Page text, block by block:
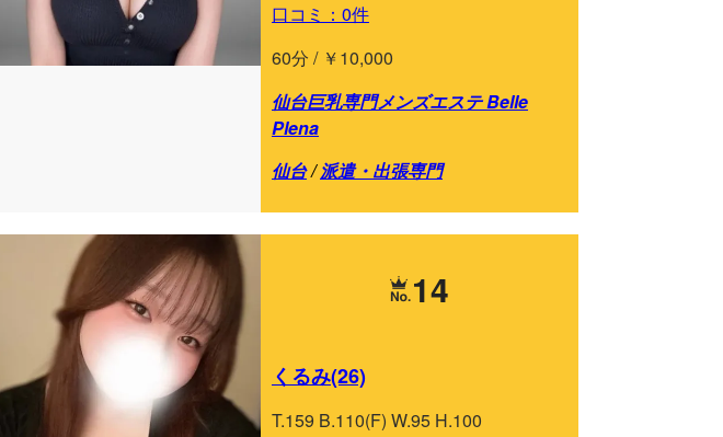
口コミ：0件
60分 / ￥10,000
仙台巨乳専門メンズエステ Belle
Plena
仙台/派遣・出張専門
14
くるみ(26)
T.159 B.110(F) W.95 H.100